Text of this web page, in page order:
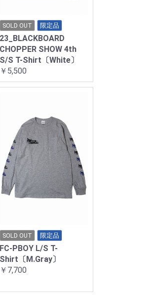
SOLD OUT 限定品
23_BLACKBOARD
CHOPPER SHOW 4th
S/S T-Shirt〔White〕
￥5,500
SOLD OUT 限定品
FC-PBOY L/S T-
Shirt〔M.Gray〕
￥7,700